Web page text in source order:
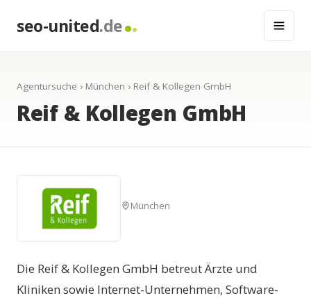
seo-united.de
Agentursuche › München › Reif & Kollegen GmbH
Reif & Kollegen GmbH
München
Die Reif & Kollegen GmbH betreut Ärzte und
Kliniken sowie Internet-Unternehmen, Software-